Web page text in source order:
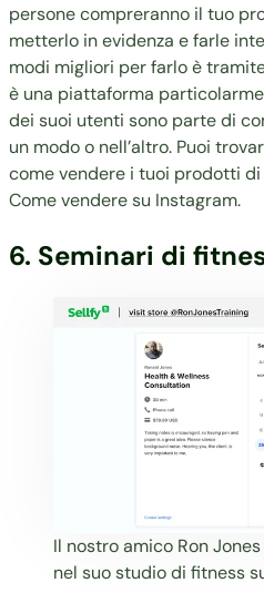
persone compreranno il tuo
metterlo in evidenza e farle
modi migliori per farlo è
è una piattaforma
dei suoi utenti sono parte di
un modo o nell’altro. Puoi
come vendere i tuoi prodotti
Come vendere su Instagram.
6. Seminari di
Il nostro amico Ron Jones
nel suo studio di fitness